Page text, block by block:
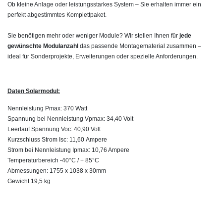
Ob kleine Anlage oder leistungsstarkes System – Sie erhalten immer ein
perfekt abgestimmtes Komplettpaket.
Sie benötigen mehr oder weniger Module? Wir stellen Ihnen für jede
gewünschte Modulanzahl das passende Montagematerial zusammen –
ideal für Sonderprojekte, Erweiterungen oder spezielle Anforderungen.
Daten Solarmodul:
Nennleistung Pmax: 370 Watt
Spannung bei Nennleistung Vpmax: 34,40 Volt
Leerlauf Spannung Voc: 40,90 Volt
Kurzschluss Strom Isc: 11,60 Ampere
Strom bei Nennleistung Ipmax: 10,76 Ampere
Temperaturbereich -40°C / + 85°C
Abmessungen: 1755 x 1038 x 30mm
Gewicht 19,5 kg